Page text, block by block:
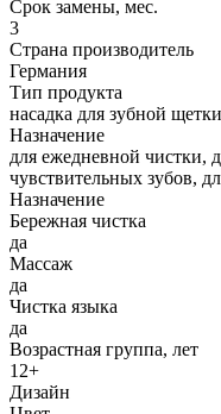
Срок замены, мес.
3
Страна производитель
Германия
Тип продукта
насадка для зубной щетки
Назначение
для ежедневной чистки,
чувствительных зубов,
Назначение
Бережная чистка
да
Массаж
да
Чистка языка
да
Возрастная группа, лет
12+
Дизайн